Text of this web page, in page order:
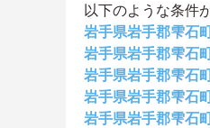
以下のような条件
岩手県岩手郡雫石
岩手県岩手郡雫石
岩手県岩手郡雫石
岩手県岩手郡雫石
岩手県岩手郡雫石